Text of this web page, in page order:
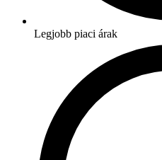
Legjobb piaci árak